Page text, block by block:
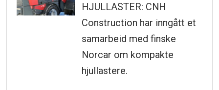
HJULLASTER: CNH
Construction har inngått et
samarbeid med finske
Norcar om kompakte
hjullastere.